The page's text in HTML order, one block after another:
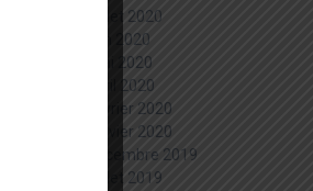
juillet 2020
juin 2020
mai 2020
avril 2020
février 2020
janvier 2020
décembre 2019
juillet 2019